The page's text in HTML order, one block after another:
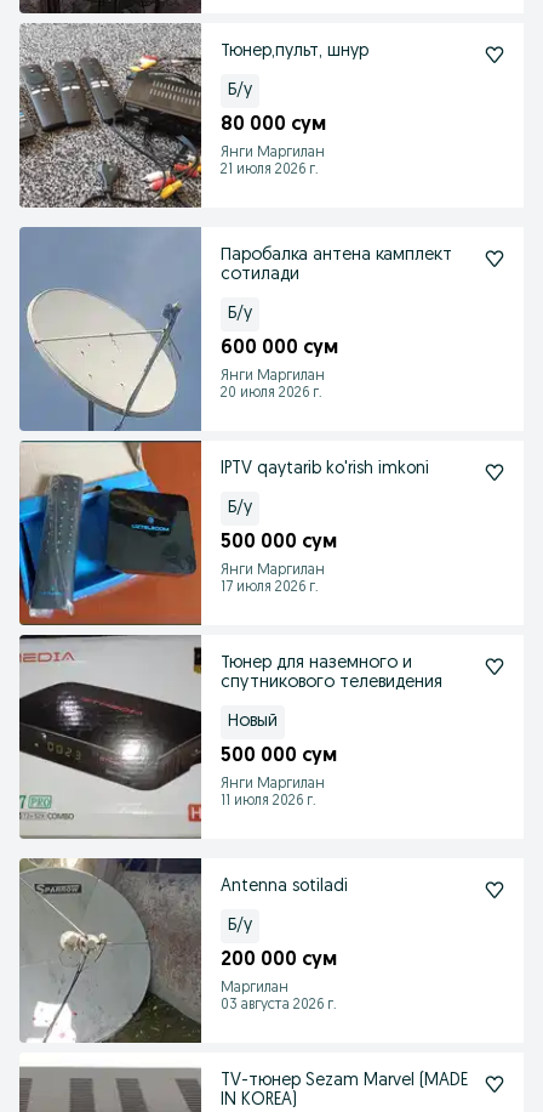
Тюнер,пульт, шнур
Б/у
80 000 сум
Янги Маргилан
21 июля 2026 г.
Паробалка антена камплект
сотилади
Б/у
600 000 сум
Янги Маргилан
20 июля 2026 г.
IPTV qaytarib ko'rish imkoni
Б/у
500 000 сум
Янги Маргилан
17 июля 2026 г.
Тюнер для наземного и
спутникового телевидения
Новый
500 000 сум
Янги Маргилан
11 июля 2026 г.
Antenna sotiladi
Б/у
200 000 сум
Маргилан
03 августа 2026 г.
TV-тюнер Sezam Marvel (MADE
IN KOREA)